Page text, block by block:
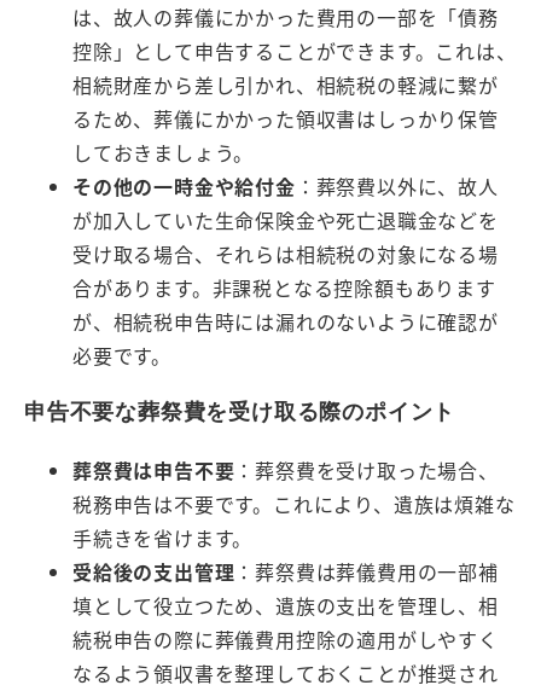
は、故人の葬儀にかかった費用の一部を「債務
控除」として申告することができます。これは、
相続財産から差し引かれ、相続税の軽減に繋が
るため、葬儀にかかった領収書はしっかり保管
しておきましょう。
その他の一時金や給付金 ：葬祭費以外に、故人
が加入していた生命保険金や死亡退職金などを
受け取る場合、それらは相続税の対象になる場
合があります。非課税となる控除額もあります
が、相続税申告時には漏れのないように確認が
必要です。
申告不要な葬祭費を受け取る際のポイント
葬祭費は申告不要 ：葬祭費を受け取った場合、
税務申告は不要です。これにより、遺族は煩雑な
手続きを省けます。
受給後の支出管理 ：葬祭費は葬儀費用の一部補
填として役立つため、遺族の支出を管理し、相
続税申告の際に葬儀費用控除の適用がしやすく
なるよう領収書を整理しておくことが推奨され